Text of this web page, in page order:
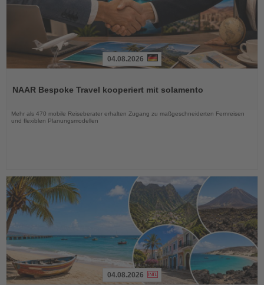
die
04.08.2026
NAAR Bespoke Travel kooperiert mit solamento
Mehr als 470 mobile Reiseberater erhalten Zugang zu maßgeschneiderten Fernreisen
und flexiblen Planungsmodellen
04.08.2026